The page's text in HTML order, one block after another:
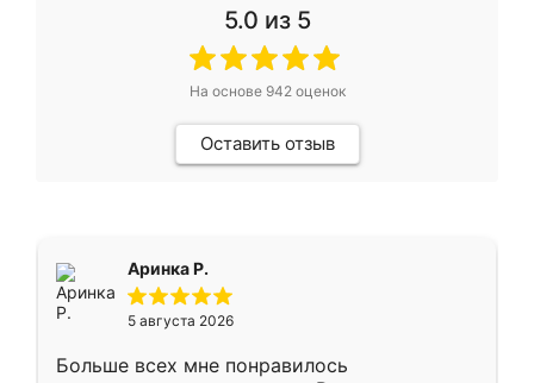
5.0 из 5
На основе 942оценок
Оставить отзыв
Аринка Р.
5 августа 2026
Больше всех мне понравилось